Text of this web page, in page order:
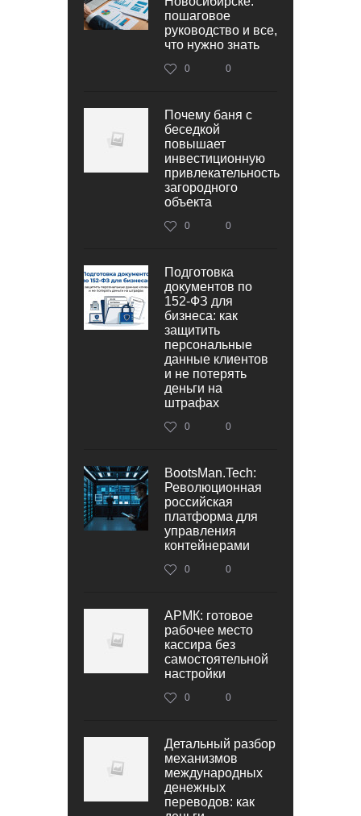
пошаговое
руководство и все,
что нужно знать
0 0
Почему баня с
беседкой
повышает
инвестиционную
привлекательность
загородного
объекта
0 0
Подготовка
документов по
152‑ФЗ для
бизнеса: как
защитить
персональные
данные клиентов
и не потерять
деньги на
штрафах
0 0
BootsMan.Tech:
Революционная
российская
платформа для
управления
контейнерами
0 0
АРМК: готовое
рабочее место
кассира без
самостоятельной
настройки
0 0
Детальный разбор
механизмов
международных
денежных
переводов: как